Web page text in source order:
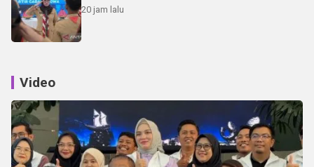
20 jam lalu
Video